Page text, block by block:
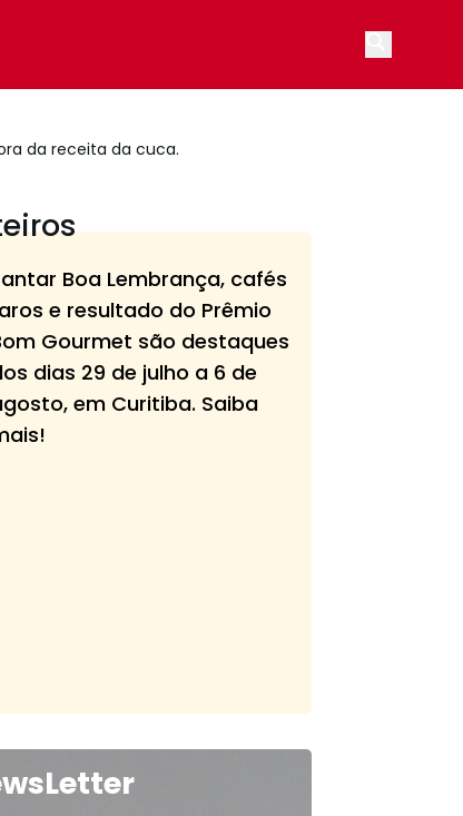
da receita da cuca.
Boa Lembrança, cafés
e resultado do Prêmio
Gourmet são destaques
dias 29 de julho a 6 de
em Curitiba. Saiba